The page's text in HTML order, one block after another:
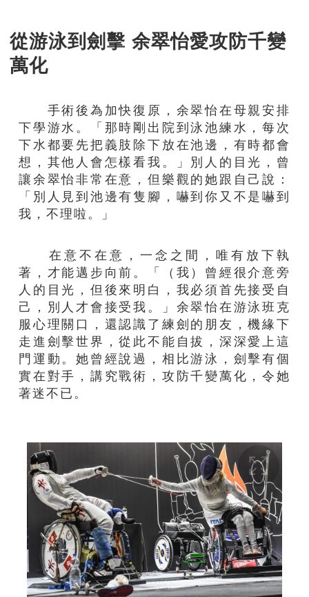
從游泳到劍擊 余翠怡愛攻防千變
萬化
手術後為加快復原，余翠怡在母親安排
下學游水。「那時剛出院到泳池練水，每次
下水都要先把義肢除下放在池邊，有時都會
想，其他人會怎樣看我。」別人的目光，曾
讓余翠怡非常在意，但樂觀的她跟自己說：
「別人見到池邊有隻腳，嚇到你又不是嚇到
我，不理啦。」
在意不在意，一念之間，唯有放下執
著，才能邁步向前。「（我）曾經很介意旁
人的目光，但後來明白，我必須首先接受自
己，別人才會接受我。」余翠怡在游泳班克
服心理關口，還認識了練劍的朋友，機緣下
走進劍擊世界，從此不能自拔，深深愛上這
門運動。她曾經說過，相比游泳，劍擊有個
實在對手，講究戰術，攻防千變萬化，令她
著迷不已。